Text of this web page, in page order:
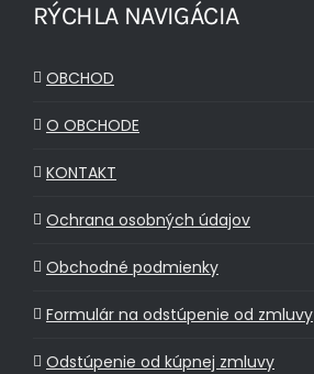
RÝCHLA NAVIGÁCIA
OBCHOD
O OBCHODE
KONTAKT
Ochrana osobných údajov
Obchodné podmienky
Formulár na odstúpenie od zmluvy
Odstúpenie od kúpnej zmluvy